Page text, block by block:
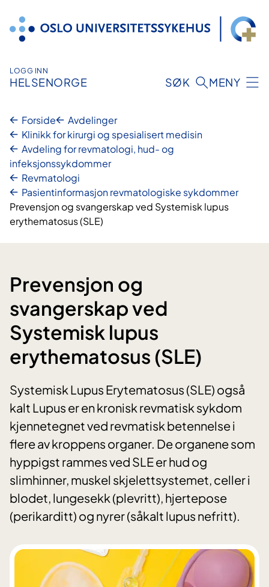
innhold
LOGG INN
HELSENORGE SØK MENY
Forside
Avdelinger
Klinikk for kirurgi og spesialisert medisin
Avdeling for revmatologi, hud- og
infeksjonssykdommer
Revmatologi
Pasientinformasjon revmatologiske sykdommer
Prevensjon og svangerskap ved Systemisk lupus
erythematosus (SLE)
Prevensjon og
svangerskap ved
Systemisk lupus
erythematosus (SLE)
Systemisk Lupus Erytematosus (SLE) også
kalt Lupus er en kronisk revmatisk sykdom
kjennetegnet ved revmatisk betennelse i
flere av kroppens organer. De organene som
hyppigst rammes ved SLE er hud og
slimhinner, muskel skjelettsystemet, celler i
blodet, lungesekk (plevritt), hjertepose
(perikarditt) og nyrer (såkalt lupus nefritt).